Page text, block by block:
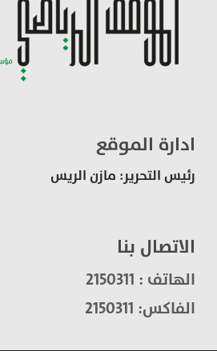
ادارة الموقع
رئيس التحرير: مازن الريس
الاتصال بنا
الهاتف : 2150311
الفاكس: 2150311